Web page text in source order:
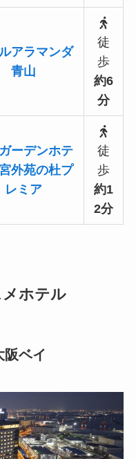
アラマンダ
青山
徒
歩
約6
分
ーデンホテ
外苑の杜プ
レミア
徒
歩
約1
2分
メホテル
阪ベイ